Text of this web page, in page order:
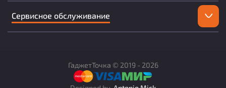
Сервисное обслуживание
ГаджетТочка © 2019 - 2026